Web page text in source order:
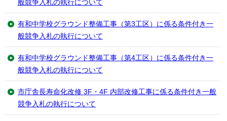
般競争入札の執行について
有和中学校グラウンド整備工事（第3工区）に係る条件付き一
般競争入札の執行について
有和中学校グラウンド整備工事（第4工区）に係る条件付き一
般競争入札の執行について
市庁舎長寿命化改修 3F・4F 内部改修工事に係る条件付き一般
競争入札の執行について